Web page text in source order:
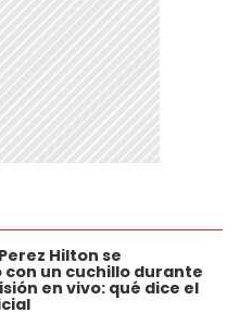
Hilton se
un cuchillo durante
en vivo: qué dice el